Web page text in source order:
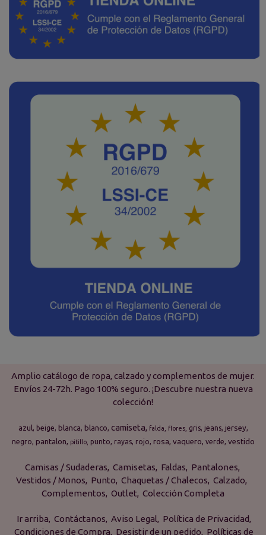
Amplio catálogo de ropa, calzado y complementos de mujer.
Envíos 24-72h. Pago 100% seguro. ¡Descubre nuestra nueva
colección!
azul beige blanca blanco camiseta falda flores gris jeans jersey
negro pantalon pitillo punto rayas rojo rosa vaquero verde vestido
Camisas / Sudaderas Camisetas Faldas
Pantalones
Vestidos / Monos
Punto Chaquetas / Chalecos Calzado
Complementos Outlet Colección Completa
Ir arriba Contáctanos Aviso Legal
Política de Privacidad
Condiciones de Compra
Desistir de un pedido Políticas de